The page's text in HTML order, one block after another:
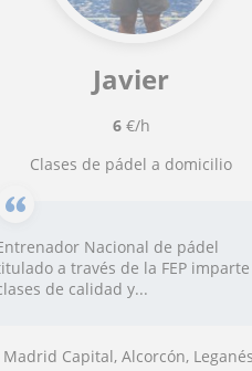
Javier
6€/h
Clases de pádel a domicilio
Nacional de pádel
a través de la FEP imparte
de calidad y...
Madrid Capital, Alcorcón, Leganés, Pozuelo de